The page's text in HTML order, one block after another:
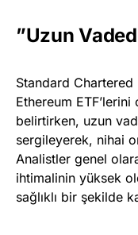
”Uzun
Standard Chartered
Ethereum ETF’lerini
belirtirken, uzun
sergileyerek, nihai
Analistler genel
ihtimalinin yüksek
sağlıklı bir şekilde